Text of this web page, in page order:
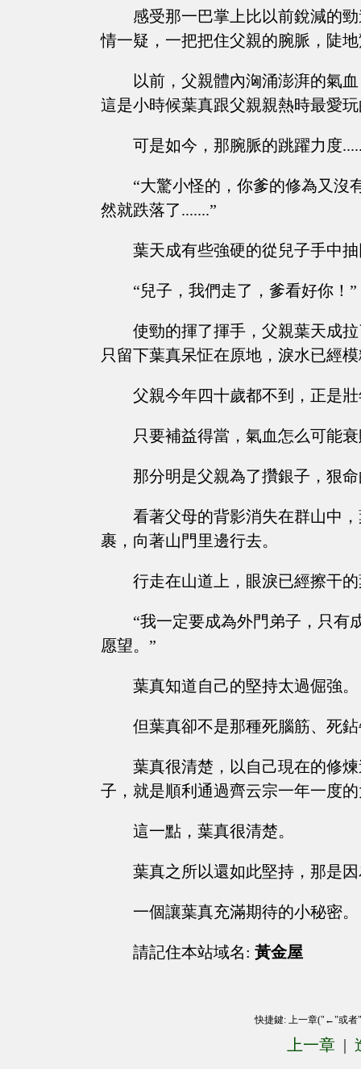
感受那一巴掌上比以前銳減的
情一疑，一把把住父親的腕脈，陡
以前，父親體內洶涌澎湃的氣
這是小時候葉真跟父親親熱時最愛
可是如今，那腕脈的跳躍力度
“大驚小怪的，你爹的修為又沒
然就跌落了.......”
葉天成有些強硬的從兒子手中
“兒子，我們走了，爹看好你！”
使勁的揮了揮手，父親葉天成
只留下葉真呆怔在原地，淚水已經
父親今年四十歲都不到，正是
只要補益得當，氣血怎么可能
那分明是父親為了攢銀子，狠
看著父母的背影消失在群山中
裹，向著山門里邊行去。
行走在山道上，眼淚已經擦干
“我一定要成為外門弟子，只有
愿望。”
葉真知道自己的堅持太過倔強。
但葉真卻不是那種死腦筋、死
葉真很清楚，以自己現在的修
子，就是順利通過齊云宗一年一度
這一點，葉真很清楚。
葉真之所以還如此堅持，那是
一個讓葉真充滿期待的小秘密。
請記住本站域名: 黃金屋
快捷鍵: 上一章("←"或
上一章 |